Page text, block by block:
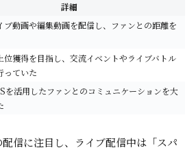
詳細
ブ動画や編集動画を配信し、ファンとの距離を
位獲得を目指し、交流イベントやライブバトル
っていた
を活用したファンとのコミュニケーションを大
信に注目し、ライブ配信中は「スパ